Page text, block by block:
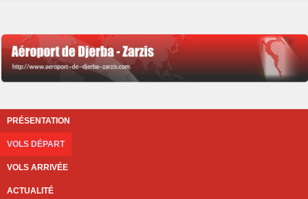
PRÉSENTATION
VOLS DÉPART
VOLS ARRIVÉE
ACTUALITÉ